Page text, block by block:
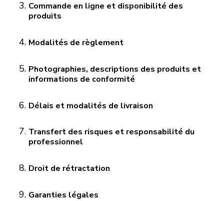
Commande en ligne et disponibilité des
produits
Modalités de règlement
Photographies, descriptions des produits et
informations de conformité
Délais et modalités de livraison
Transfert des risques et responsabilité du
professionnel
Droit de rétractation
Garanties légales